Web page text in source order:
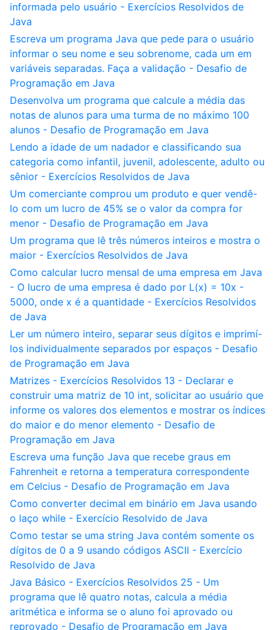
informada pelo usuário - Exercícios Resolvidos de
Java
Escreva um programa Java que pede para o usuário
informar o seu nome e seu sobrenome, cada um em
variáveis separadas. Faça a validação - Desafio de
Programação em Java
Desenvolva um programa que calcule a média das
notas de alunos para uma turma de no máximo 100
alunos - Desafio de Programação em Java
Lendo a idade de um nadador e classificando sua
categoria como infantil, juvenil, adolescente, adulto ou
sênior - Exercícios Resolvidos de Java
Um comerciante comprou um produto e quer vendê-
lo com um lucro de 45% se o valor da compra for
menor - Desafio de Programação em Java
Um programa que lê três números inteiros e mostra o
maior - Exercícios Resolvidos de Java
Como calcular lucro mensal de uma empresa em Java
- O lucro de uma empresa é dado por L(x) = 10x -
5000, onde x é a quantidade - Exercícios Resolvidos
de Java
Ler um número inteiro, separar seus dígitos e imprimí-
los individualmente separados por espaços - Desafio
de Programação em Java
Matrizes - Exercícios Resolvidos 13 - Declarar e
construir uma matriz de 10 int, solicitar ao usuário que
informe os valores dos elementos e mostrar os índices
do maior e do menor elemento - Desafio de
Programação em Java
Escreva uma função Java que recebe graus em
Fahrenheit e retorna a temperatura correspondente
em Celcius - Desafio de Programação em Java
Como converter decimal em binário em Java usando
o laço while - Exercício Resolvido de Java
Como testar se uma string Java contém somente os
dígitos de 0 a 9 usando códigos ASCII - Exercício
Resolvido de Java
Java Básico - Exercícios Resolvidos 25 - Um
programa que lê quatro notas, calcula a média
aritmética e informa se o aluno foi aprovado ou
reprovado - Desafio de Programação em Java